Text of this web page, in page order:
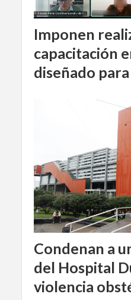
Imponen
capacitación
diseñado
Condenan a
del Hospital
violencia